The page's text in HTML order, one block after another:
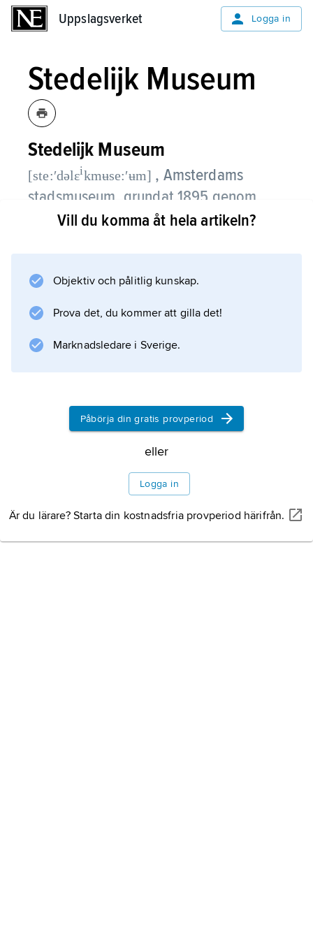
Uppslagsverket Logga in
Stedelijk Museum
Stedelijk Museum
[ste:ʹdəlɛikmʉse:ʹʉm] , Amsterdams
stadsmuseum, grundat 1895 genom
donation av en privatsamling av måleri
främsta museum för 1800- och 1900-talskonst
och arrangerar betydande tillfälliga
utställningar. Den moderna nederländska
konsten är väl företrädd i samlingarna, som i
Marc Chagall och Kasimir Malevitj.
Information om artikeln
Vill du komma åt hela artikeln?
Objektiv och pålitlig kunskap.
Prova det, du kommer att gilla det!
Marknadsledare i Sverige.
Påbörja din gratis provperiod
eller
Logga in
Är du lärare? Starta din kostnadsfria provperiod härifrån.